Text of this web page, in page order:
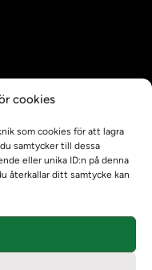
cookies
som cookies för att lagra
samtycker till dessa
eller unika ID:n på denna
återkallar ditt samtycke kan